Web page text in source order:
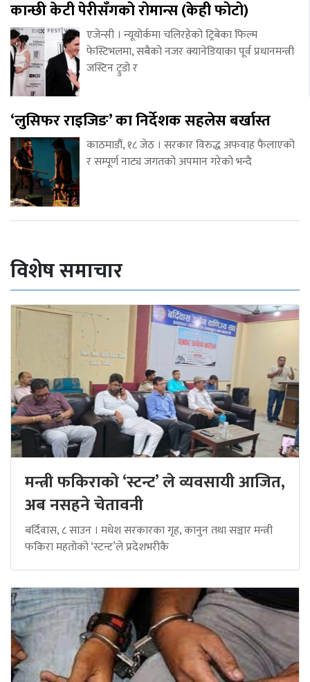
कान्छी केटी पेरीसँगको रोमान्स (केही फोटो)
एजेन्सी । न्यूयोर्कमा चलिरहेको ट्रिबेका फिल्म
फेस्टिभलमा, सबैको नजर क्यानेडियाका पूर्व प्रधानमन्त्री
जस्टिन ट्रुडो र
‘लुसिफर राइजिङ’ का निर्देशक सहलेस बर्खास्त
काठमाडौं, १८ जेठ । सरकार विरुद्ध अफवाह फैलाएको
र सम्पूर्ण नाट्य जगतको अपमान गरेको भन्दै
विशेष समाचार
मन्त्री फकिराको ‘स्टन्ट’ ले व्यवसायी आजित,
अब नसहने चेतावनी
बर्दिवास, ८ साउन । मधेश सरकारका गृह, कानुन तथा सञ्चार मन्त्री
फकिरा महतोको ‘स्टन्ट’ले प्रदेशभरीकै